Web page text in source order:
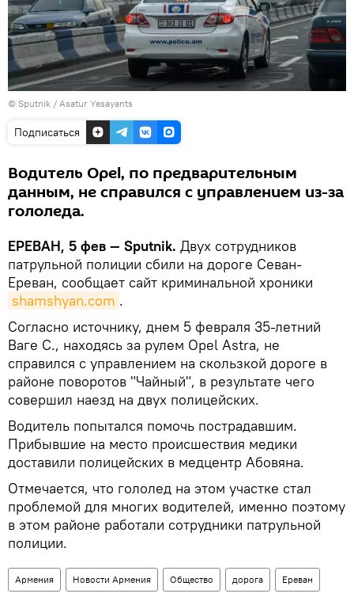
© Sputnik / Asatur Yesayants
Подписаться
Водитель Opel, по предварительным
данным, не справился с управлением из-за
гололеда.
ЕРЕВАН, 5 фев — Sputnik. Двух сотрудников
патрульной полиции сбили на дороге Севан-
Ереван, сообщает сайт криминальной хроники
shamshyan.com .
Согласно источнику, днем 5 февраля 35-летний
Ваге С., находясь за рулем Opel Astra, не
справился с управлением на скользкой дороге в
районе поворотов "Чайный", в результате чего
совершил наезд на двух полицейских.
Водитель попытался помочь пострадавшим.
Прибывшие на место происшествия медики
доставили полицейских в медцентр Абовяна.
Отмечается, что гололед на этом участке стал
проблемой для многих водителей, именно поэтому
в этом районе работали сотрудники патрульной
полиции.
Армения Новости Армения Общество дорога Ереван